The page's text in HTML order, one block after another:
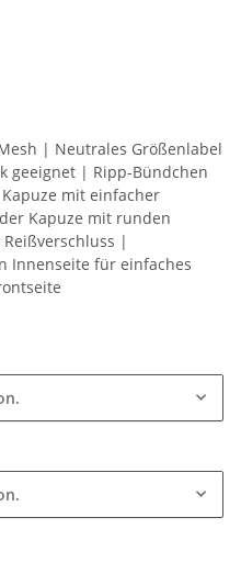
| Neutrales Größenlabel
geeignet | Ripp-Bündchen
mit einfacher
Kapuze mit runden
|
Innenseite für einfaches